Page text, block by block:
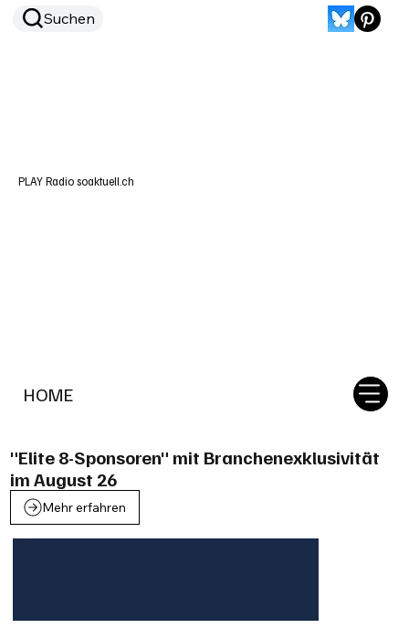
HOME
Suchen
PLAY Radio soaktuell.ch
"Elite 8-Sponsoren" mit Branchenexklusivität
im August 26
Mehr erfahren